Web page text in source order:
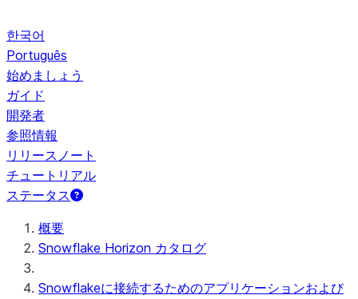
한국어
Português
始めましょう
ガイド
開発者
参照情報
リリースノート
チュートリアル
ステータス
概要
Snowflake Horizon カタログ
Snowflakeに接続するためのアプリケーションおよび